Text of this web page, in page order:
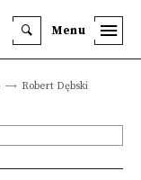
Menu
Robert Dębski